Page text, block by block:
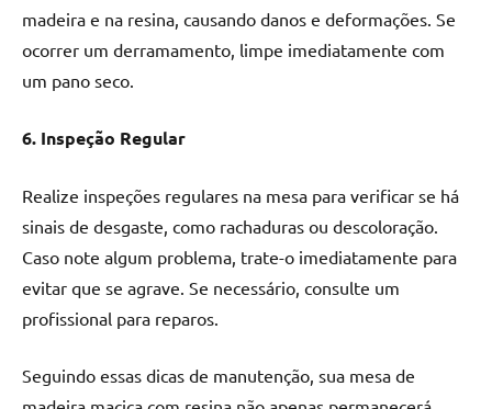
madeira e na resina, causando danos e deformações. Se
ocorrer um derramamento, limpe imediatamente com
um pano seco.
6. Inspeção Regular
Realize inspeções regulares na mesa para verificar se há
sinais de desgaste, como rachaduras ou descoloração.
Caso note algum problema, trate-o imediatamente para
evitar que se agrave. Se necessário, consulte um
profissional para reparos.
Seguindo essas dicas de manutenção, sua mesa de